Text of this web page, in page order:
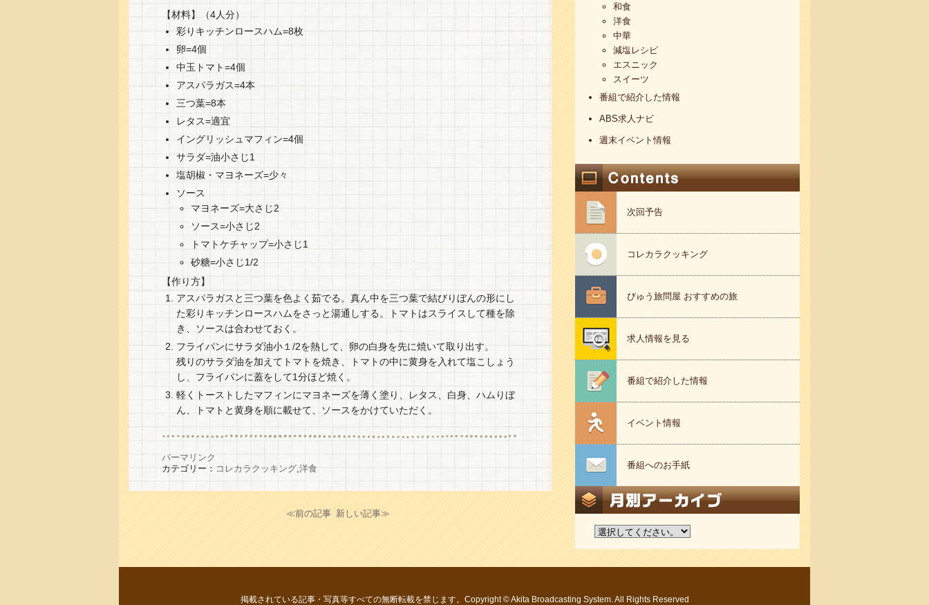
【材料】（4人分）
彩りキッチンロースハム=8枚
卵=4個
中玉トマト=4個
アスパラガス=4本
三つ葉=8本
レタス=適宜
イングリッシュマフィン=4個
サラダ=油小さじ1
塩胡椒・マヨネーズ=少々
ソース
マヨネーズ=大さじ2
ソース=小さじ2
トマトケチャップ=小さじ1
砂糖=小さじ1/2
【作り方】
アスパラガスと三つ葉を色よく茹でる。真ん中を三つ葉で結びりぼんの形にし
た彩りキッチンロースハムをさっと湯通しする。トマトはスライスして種を除
き、ソースは合わせておく。
フライパンにサラダ油小１/2を熱して、卵の白身を先に焼いて取り出す。
残りのサラダ油を加えてトマトを焼き、トマトの中に黄身を入れて塩こしょう
し、フライパンに蓋をして1分ほど焼く。
軽くトーストしたマフィンにマヨネーズを薄く塗り、レタス、白身、ハムりぼ
ん、トマトと黄身を順に載せて、ソースをかけていただく。
パーマリンク
カテゴリー： コレカラクッキング,洋食
≪前の記事 新しい記事≫
和食
洋食
中華
減塩レシピ
エスニック
スイーツ
番組で紹介した情報
ABS求人ナビ
週末イベント情報
次回予告
コレカラクッキング
びゅう旅問屋 おすすめの旅
求人情報を見る
番組で紹介した情報
イベント情報
番組へのお手紙
掲載されている記事・写真等すべての無断転載を禁じます。Copyright © Akita Broadcasting System. All Rights Reserved